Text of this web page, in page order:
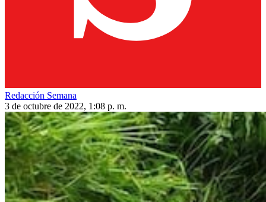
Redacción Semana
3 de octubre de 2022, 1:08 p. m.